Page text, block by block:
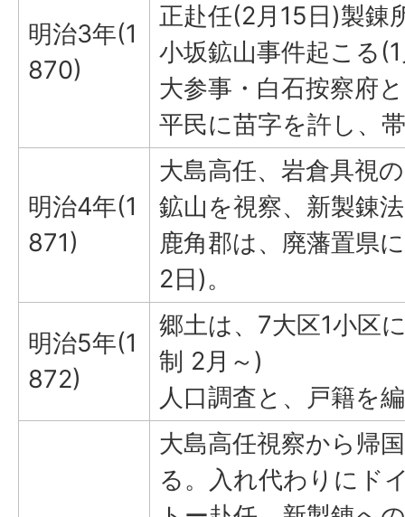
明治3年(1
870)
正赴任(2月15日)製錬
小坂鉱山事件起こる
大参事・白石按察府
平民に苗字を許し、
明治4年(1
871)
大島高任、岩倉具視
鉱山を視察、新製錬
鹿角郡は、廃藩置県
2日)。
明治5年(1
872)
郷土は、7大区1小区
制 2月～)
人口調査と、戸籍を
大島高任視察から帰
る。入れ代わりにド